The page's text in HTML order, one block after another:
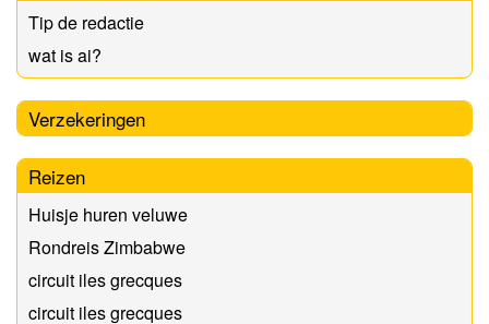
Tip de redactie
wat is ai?
Verzekeringen
Reizen
Huisje huren veluwe
Rondreis Zimbabwe
circuit iles grecques
circuit iles grecques